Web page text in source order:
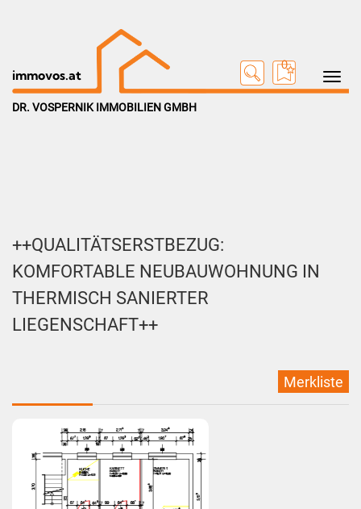
Toggle
immovos.at
0
DR. VOSPERNIK IMMOBILIEN GMBH
++QUALITÄTSERSTBEZUG:
KOMFORTABLE NEUBAUWOHNUNG IN
THERMISCH SANIERTER
LIEGENSCHAFT++
Merkliste